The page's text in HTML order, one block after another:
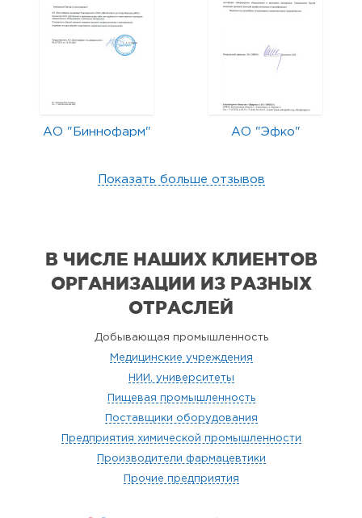
АО "Биннофарм" АО "Эфко"
Показать больше отзывов
В ЧИСЛЕ НАШИХ КЛИЕНТОВ
ОРГАНИЗАЦИИ ИЗ РАЗНЫХ
ОТРАСЛЕЙ
Добывающая промышленность
Медицинские учреждения
НИИ, университеты
Пищевая промышленность
Поставщики оборудования
Предприятия химической промышленности
Производители фармацевтики
Прочие предприятия